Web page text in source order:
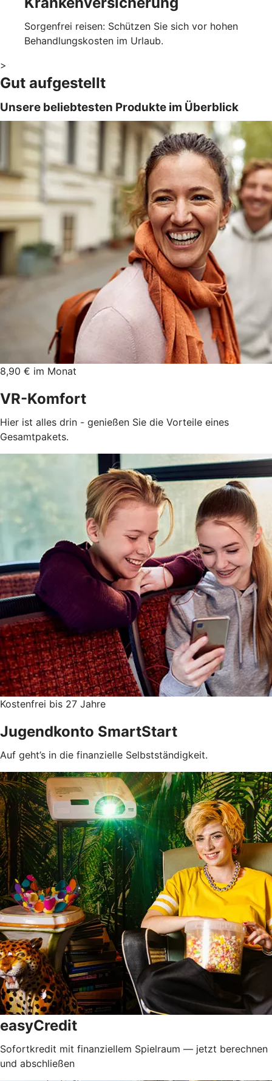
Sorgenfrei reisen: Schützen Sie sich vor hohen
Behandlungskosten im Urlaub.
>
Gut aufgestellt
Unsere beliebtesten Produkte im Überblick
8,90 € im Monat
VR-Komfort
Hier ist alles drin - genießen Sie die Vorteile eines
Gesamtpakets.
Kostenfrei bis 27 Jahre
Jugendkonto SmartStart
Auf geht’s in die finanzielle Selbstständigkeit.
easyCredit
Sofortkredit mit finanziellem Spielraum — jetzt berechnen
und abschließen